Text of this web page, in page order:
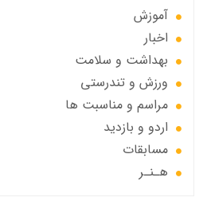
آموزش
اخبار
بهداشت و سلامت
ورزش و تندرستی
مراسم و مناسبت ها
اردو و بازدید
مسابقات
هـنـر